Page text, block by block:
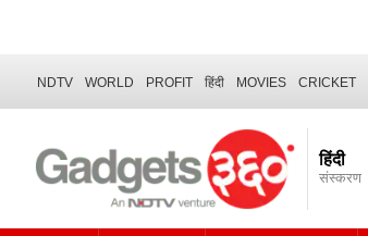
NDTV WORLD PROFIT हिंदी MOVIES CRICKET
हिंदी
संस्करण